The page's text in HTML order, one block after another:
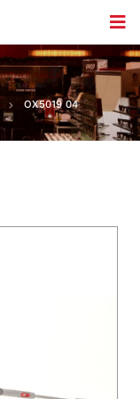
OX5019 04